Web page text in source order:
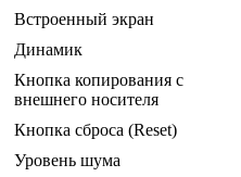
Встроенный экран
Динамик
Кнопка копирования с
внешнего носителя
Кнопка сброса (Reset)
Уровень шума